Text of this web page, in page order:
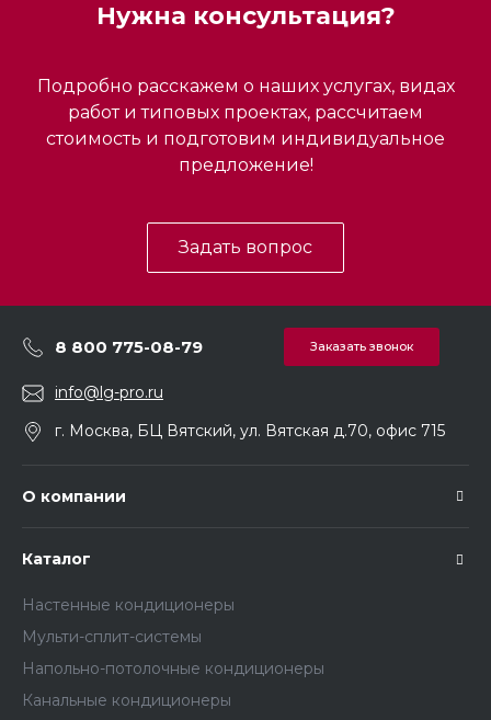
Нужна консультация?
Подробно расскажем о наших услугах, видах
работ и типовых проектах, рассчитаем
стоимость и подготовим индивидуальное
предложение!
Задать вопрос
8 800 775-08-79 Заказать звонок
info@lg-pro.ru
г. Москва, БЦ Вятский, ул. Вятская д.70, офис 715
О компании
Каталог
Настенные кондиционеры
Мульти-сплит-системы
Напольно-потолочные кондиционеры
Канальные кондиционеры